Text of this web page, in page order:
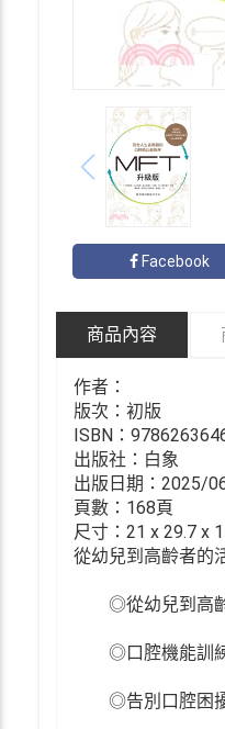
Facebook
商品內容
作者：
版次：初版
ISBN：
出版社：白象
出版日期：2025/
頁數：168頁
尺寸：21 x 29.7 x
從幼兒到高齡者的
◎從幼兒到高齡
◎口腔機能訓練
◎告別口腔困擾